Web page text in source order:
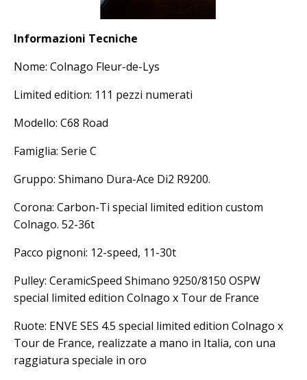
Informazioni Tecniche
Nome: Colnago Fleur-de-Lys
Limited edition: 111 pezzi numerati
Modello: C68 Road
Famiglia: Serie C
Gruppo: Shimano Dura-Ace Di2 R9200.
Corona: Carbon-Ti special limited edition custom
Colnago. 52-36t
Pacco pignoni: 12-speed, 11-30t
Pulley: CeramicSpeed Shimano 9250/8150 OSPW
special limited edition Colnago x Tour de France
Ruote: ENVE SES 4.5 special limited edition Colnago x
Tour de France, realizzate a mano in Italia, con una
raggiatura speciale in oro